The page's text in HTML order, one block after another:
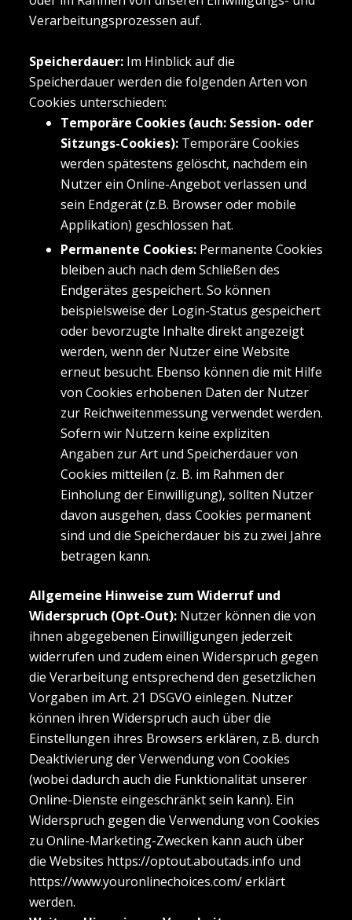
Verarbeitungsprozessen auf.
Speicherdauer: Im Hinblick auf die
Speicherdauer werden die folgenden Arten von
Cookies unterschieden:
Temporäre Cookies (auch: Session- oder
Sitzungs-Cookies):Temporäre Cookies
werden spätestens gelöscht, nachdem ein
Nutzer ein Online-Angebot verlassen und
sein Endgerät (z.B. Browser oder mobile
Applikation) geschlossen hat.
Permanente Cookies:Permanente Cookies
bleiben auch nach dem Schließen des
Endgerätes gespeichert. So können
beispielsweise der Login-Status gespeichert
oder bevorzugte Inhalte direkt angezeigt
werden, wenn der Nutzer eine Website
erneut besucht. Ebenso können die mit Hilfe
von Cookies erhobenen Daten der Nutzer
zur Reichweitenmessung verwendet werden.
Sofern wir Nutzern keine expliziten
Angaben zur Art und Speicherdauer von
Cookies mitteilen (z. B. im Rahmen der
Einholung der Einwilligung), sollten Nutzer
davon ausgehen, dass Cookies permanent
sind und die Speicherdauer bis zu zwei Jahre
betragen kann.
Allgemeine Hinweise zum Widerruf und
Widerspruch (Opt-Out): Nutzer können die von
ihnen abgegebenen Einwilligungen jederzeit
widerrufen und zudem einen Widerspruch gegen
die Verarbeitung entsprechend den gesetzlichen
Vorgaben im Art. 21 DSGVO einlegen. Nutzer
können ihren Widerspruch auch über die
Einstellungen ihres Browsers erklären, z.B. durch
Deaktivierung der Verwendung von Cookies
(wobei dadurch auch die Funktionalität unserer
Online-Dienste eingeschränkt sein kann). Ein
Widerspruch gegen die Verwendung von Cookies
zu Online-Marketing-Zwecken kann auch über
die Websites https://optout.aboutads.info und
https://www.youronlinechoices.com/erklärt
werden.